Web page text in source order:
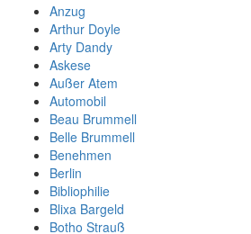
Anzug
Arthur Doyle
Arty Dandy
Askese
Außer Atem
Automobil
Beau Brummell
Belle Brummell
Benehmen
Berlin
Bibliophilie
Blixa Bargeld
Botho Strauß